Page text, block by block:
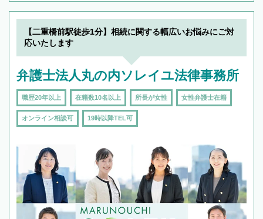
【二重橋前駅徒歩1分】相続に関する幅広いお悩みにご対
応いたします
弁護士法人丸の内ソレイユ法律事務所
職歴20年以上 在籍数10名以上 所長が女性 女性弁護士在籍
オンライン相談可 19時以降TEL可